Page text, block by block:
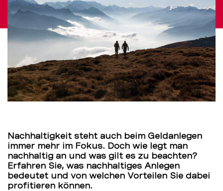
BEKB
Nachhaltigkeit steht auch beim Geldanlegen
immer mehr im Fokus. Doch wie legt man
nachhaltig an und was gilt es zu beachten?
Erfahren Sie, was nachhaltiges Anlegen
bedeutet und von welchen Vorteilen Sie dabei
profitieren können.